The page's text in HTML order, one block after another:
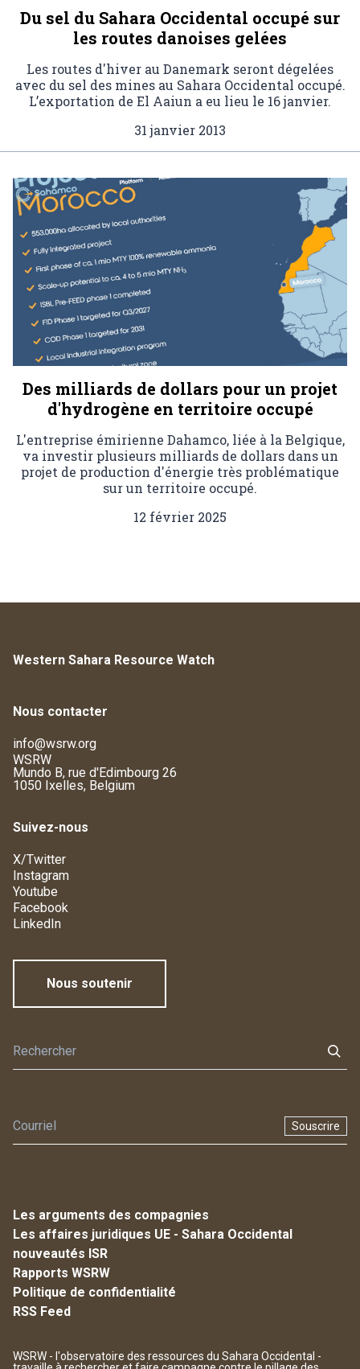
Du sel du Sahara Occidental occupé sur
les routes danoises gelées
Les routes d'hiver au Danemark seront dégelées
avec du sel des mines au Sahara Occidental occupé.
L’exportation de El Aaiun a eu lieu le 16 janvier.
31 janvier 2013
Des milliards de dollars pour un projet
d'hydrogène en territoire occupé
L'entreprise émirienne Dahamco, liée à la Belgique,
va investir plusieurs milliards de dollars dans un
projet de production d'énergie très problématique
sur un territoire occupé.
12 février 2025
Western Sahara Resource Watch
Nous contacter
info@wsrw.org
WSRW
Mundo B, rue d'Edimbourg 26
1050 Ixelles, Belgium
Suivez-nous
X/Twitter
Instagram
Youtube
Facebook
LinkedIn
Nous soutenir
Souscrire
Les arguments des compagnies
Les affaires juridiques UE - Sahara Occidental
nouveautés ISR
Rapports WSRW
Politique de confidentialité
RSS Feed
WSRW - l'observatoire des ressources du Sahara Occidental -